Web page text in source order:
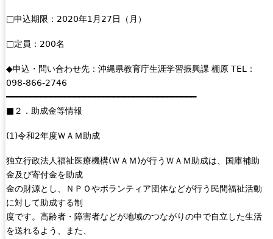
□申込期限：2020年1月27日（月）
□定員：200名
◆申込・問い合わせ先：沖縄県教育庁生涯学習振興課 棚原 TEL：
098-866-2746
━━━━━━━━━━━━━━━━━━━━━━━━━━━━━━━━━━━━━━━
■２．助成金等情報
(1)令和2年度ＷＡＭ助成
独立行政法人福祉医療機構(ＷＡＭ)が行うＷＡＭ助成は、国庫補助
金及び寄付金を助成
金の財源とし、ＮＰＯやボランティア団体などが行う民間福祉活動
に対して助成する制
度です。高齢者・障害者などが地域のつながりの中で自立した生活
を送れるよう、また、